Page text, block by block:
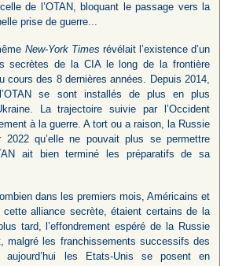
de l’OTAN, bloquant le passage vers la
prise de guerre...
New-York Times révélait l’existence d’un
secrètes de la CIA le long de la frontière
cours des 8 dernières années. Depuis 2014,
se sont installés de plus en plus
La trajectoire suivie par l’Occident
à la guerre. A tort ou a raison, la Russie
qu’elle ne pouvait plus se permettre
ait bien terminé les préparatifs de sa
dans les premiers mois, Américains et
cette alliance secrète, étaient certains de la
tard, l’effondrement espéré de la Russie
malgré les franchissements successifs des
aujourd’hui les Etats-Unis se posent en